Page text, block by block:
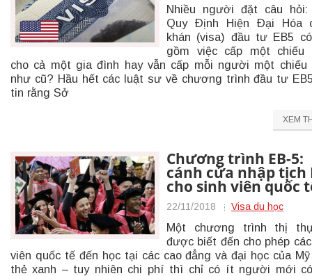
Nhiều người đặt câu hỏi:
Quy Ðịnh Hiện Ðại Hóa
khán (visa) đầu tư EB5
gồm việc cấp một chiếu
cho cả một gia đình hay vẫn cấp mỗi người một chiếu
như cũ? Hầu hết các luật sư về chương trình đầu tư
tin rằng Sở
XEM
Chương trình EB-5:
cánh cửa nhập tịch
cho sinh viên quốc
22/11/2018 Visa du học
Một chương trình thị
được biết đến cho phép
viên quốc tế đến học tại các cao đẳng và đại học của
thẻ xanh – tuy nhiên chi phí thì chỉ có ít người mới